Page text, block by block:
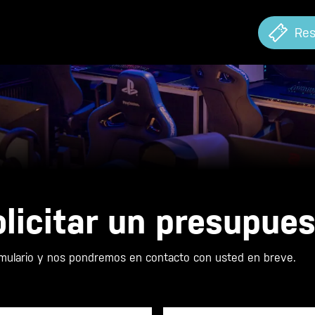
un
y nos pondremos en contacto con usted en breve.